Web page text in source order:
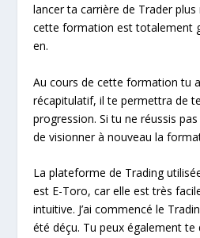
lancer ta carrière de Trader
cette formation est totalement
en.
Au cours de cette formation tu
récapitulatif, il te permettra de
progression. Si tu ne réussis
de visionner à nouveau la
La plateforme de Trading
est E-Toro, car elle est très
intuitive. J’ai commencé le
été déçu. Tu peux également te